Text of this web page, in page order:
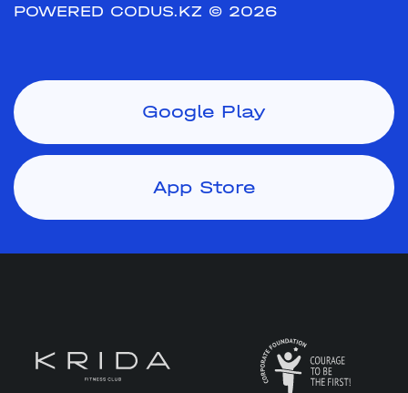
POWERED CODUS.KZ © 2026
Google Play
App Store